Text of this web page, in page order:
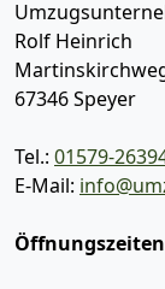
Rolf Heinrich
67346Speyer
Tel.: 01579-
E-Mail: